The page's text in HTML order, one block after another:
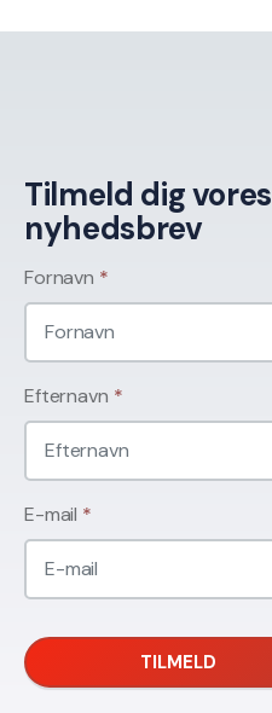
Tilmeld dig vores
nyhedsbrev
Fornavn *
Efternavn *
E-mail *
TILMELD